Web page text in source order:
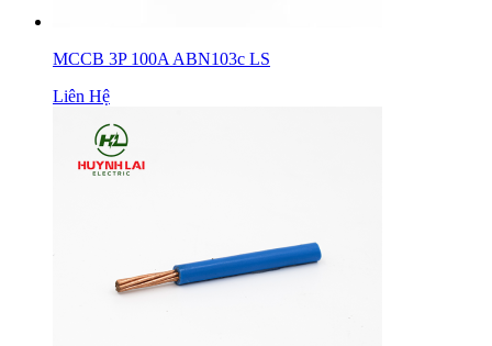
MCCB 3P 100A ABN103c LS
Liên Hệ